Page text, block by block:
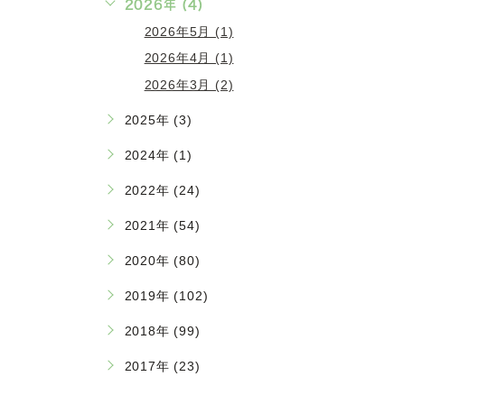
2026年 (4)
2026年5月 (1)
2026年4月 (1)
2026年3月 (2)
2025年 (3)
2024年 (1)
2022年 (24)
2021年 (54)
2020年 (80)
2019年 (102)
2018年 (99)
2017年 (23)